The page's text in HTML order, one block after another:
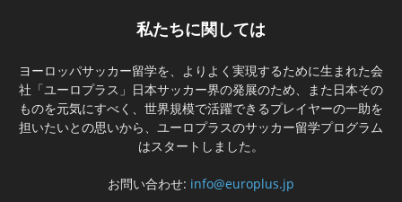
私たちに関しては
ヨーロッパサッカー留学を、よりよく実現するために生まれた会
社「ユーロプラス」日本サッカー界の発展のため、また日本その
ものを元気にすべく、世界規模で活躍できるプレイヤーの一助を
担いたいとの思いから、ユーロプラスのサッカー留学プログラム
はスタートしました。
お問い合わせ: info@europlus.jp